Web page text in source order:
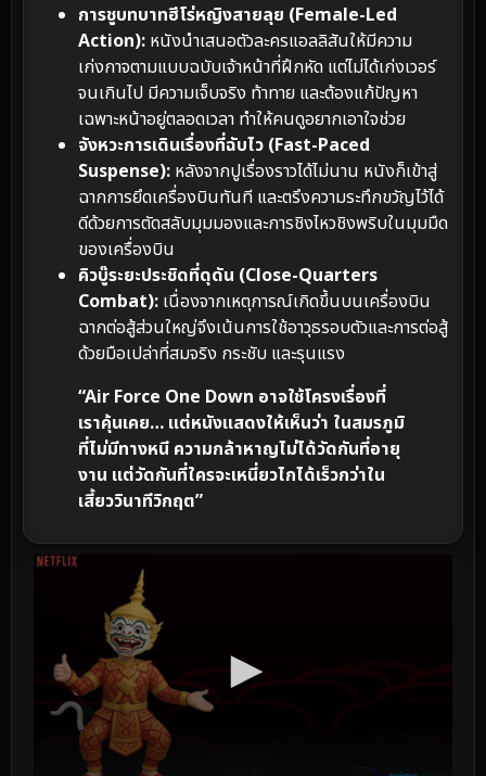
การชูบทบาทฮีโร่หญิงสายลุย (Female-Led
Action): หนังนำเสนอตัวละครแอลลิสันให้มีความ
เก่งกาจตามแบบฉบับเจ้าหน้าที่ฝึกหัด แต่ไม่ได้เก่งเวอร์
จนเกินไป มีความเจ็บจริง ท้าทาย และต้องแก้ปัญหา
เฉพาะหน้าอยู่ตลอดเวลา ทำให้คนดูอยากเอาใจช่วย
จังหวะการเดินเรื่องที่ฉับไว (Fast-Paced
Suspense): หลังจากปูเรื่องราวได้ไม่นาน หนังก็เข้าสู่
ฉากการยึดเครื่องบินทันที และตรึงความระทึกขวัญไว้ได้
ดีด้วยการตัดสลับมุมมองและการชิงไหวชิงพริบในมุมมืด
ของเครื่องบิน
คิวบู๊ระยะประชิดที่ดุดัน (Close-Quarters
Combat): เนื่องจากเหตุการณ์เกิดขึ้นบนเครื่องบิน
ฉากต่อสู้ส่วนใหญ่จึงเน้นการใช้อาวุธรอบตัวและการต่อสู้
ด้วยมือเปล่าที่สมจริง กระชับ และรุนแรง
“Air Force One Down อาจใช้โครงเรื่องที่
เราคุ้นเคย… แต่หนังแสดงให้เห็นว่า ในสมรภูมิ
ที่ไม่มีทางหนี ความกล้าหาญไม่ได้วัดกันที่อายุ
งาน แต่วัดกันที่ใครจะเหนี่ยวไกได้เร็วกว่าใน
เสี้ยววินาทีวิกฤต”